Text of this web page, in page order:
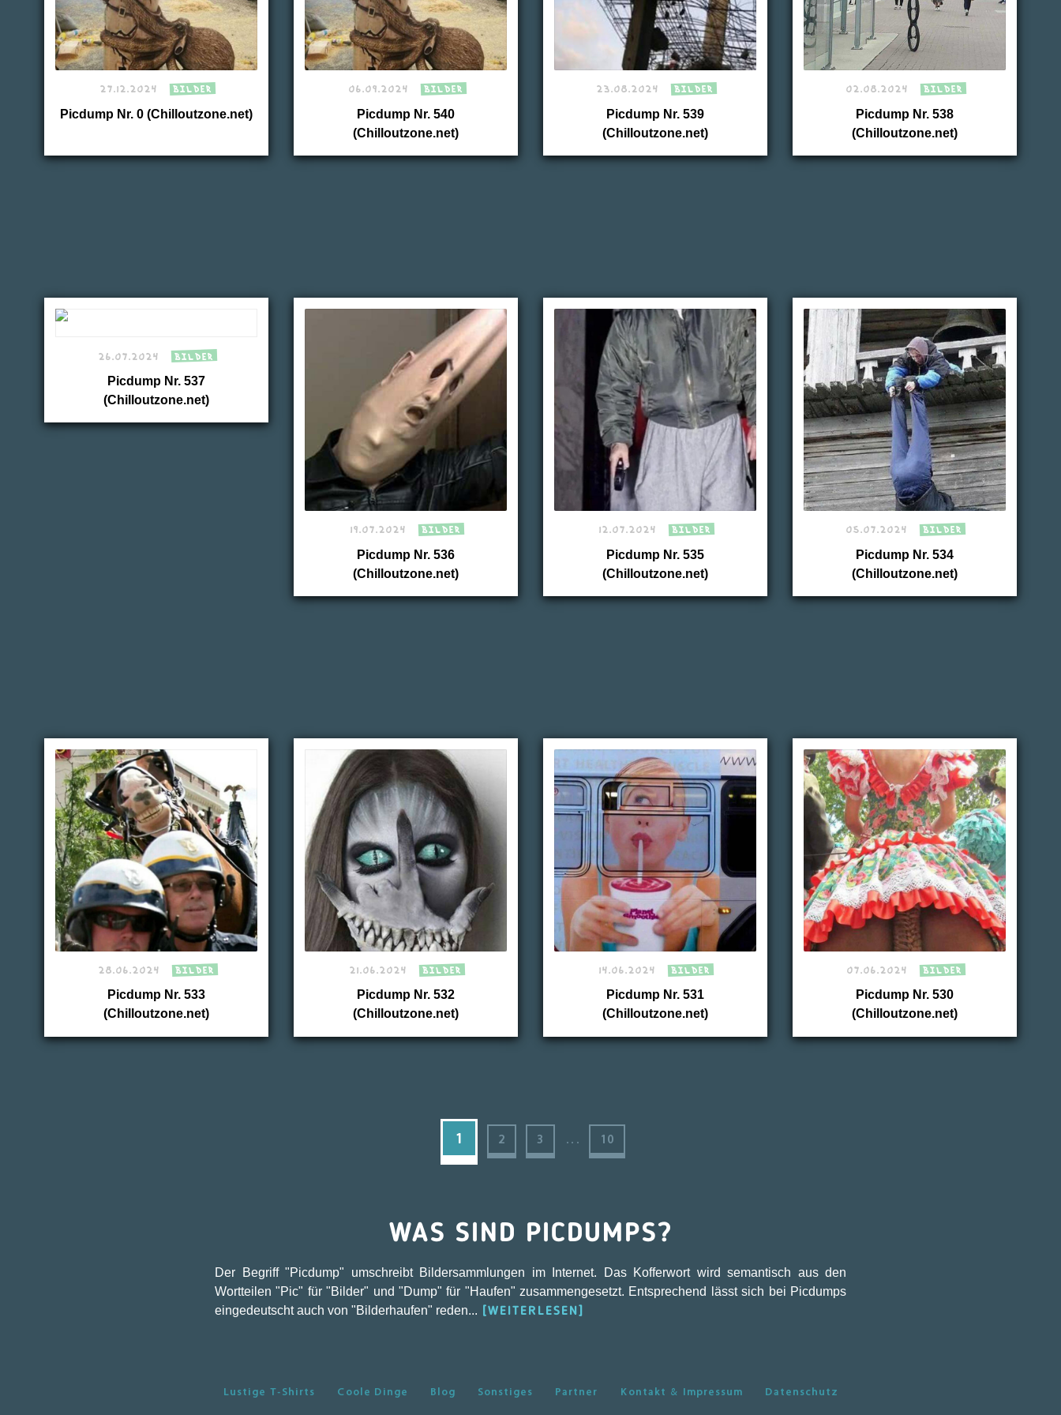
27.12.2024 BILDER
Picdump Nr. 0 (Chilloutzone.net)
06.09.2024 BILDER
Picdump Nr. 540
(Chilloutzone.net)
23.08.2024 BILDER
Picdump Nr. 539
(Chilloutzone.net)
02.08.2024 BILDER
Picdump Nr. 538
(Chilloutzone.net)
26.07.2024 BILDER
Picdump Nr. 537
(Chilloutzone.net)
19.07.2024 BILDER
Picdump Nr. 536
(Chilloutzone.net)
12.07.2024 BILDER
Picdump Nr. 535
(Chilloutzone.net)
05.07.2024 BILDER
Picdump Nr. 534
(Chilloutzone.net)
28.06.2024 BILDER
Picdump Nr. 533
(Chilloutzone.net)
21.06.2024 BILDER
Picdump Nr. 532
(Chilloutzone.net)
14.06.2024 BILDER
Picdump Nr. 531
(Chilloutzone.net)
07.06.2024 BILDER
Picdump Nr. 530
(Chilloutzone.net)
1 2 3 ... 10
WAS SIND PICDUMPS?
Der Begriff "Picdump" umschreibt Bildersammlungen im Internet. Das Kofferwort wird semantisch aus den
Wortteilen "Pic" für "Bilder" und "Dump" für "Haufen" zusammengesetzt. Entsprechend lässt sich bei Picdumps
eingedeutscht auch von "Bilderhaufen" reden...
[WEITERLESEN]
Lustige T-Shirts Coole Dinge Blog Sonstiges Partner Kontakt & Impressum Datenschutz